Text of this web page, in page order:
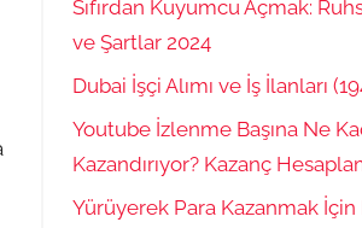
Sıfırdan Kuyumcu Açmak:
ve Şartlar 2024
Dubai İşçi Alımı ve İş İlanları
Youtube İzlenme Başına Ne
Kazandırıyor? Kazanç
Yürüyerek Para Kazanmak İçin